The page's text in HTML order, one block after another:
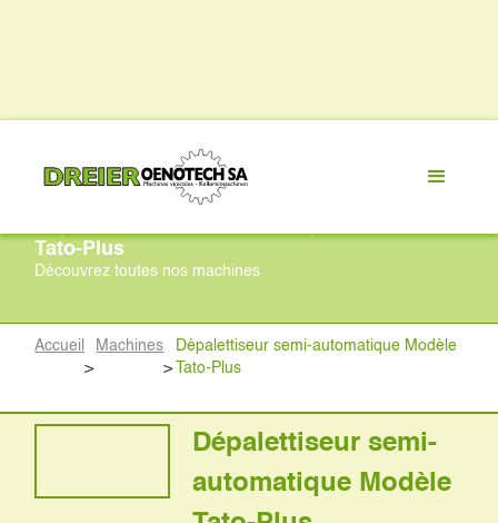
Tato-Plus
Découvrez toutes nos machines
Accueil
>
Machines
>
Dépalettiseur semi-automatique Modèle
Tato-Plus
Dépalettiseur semi-
automatique Modèle